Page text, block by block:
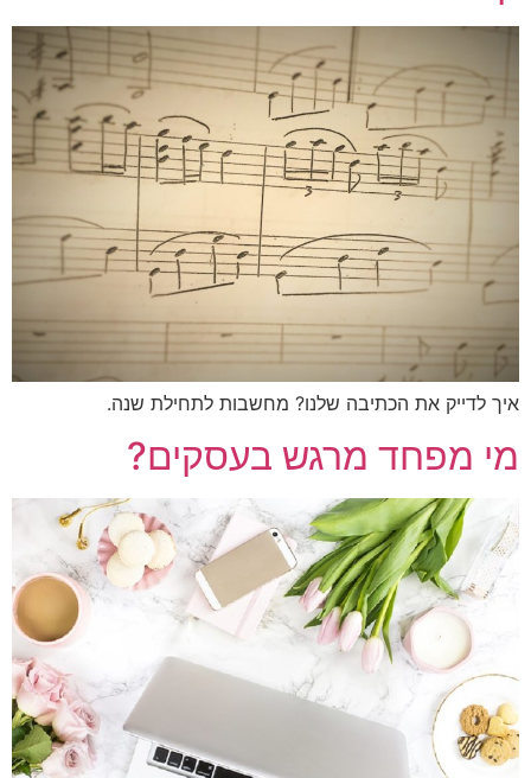
לדייק את הכתיבה שלנו? מחשבות לתחילת שנה.
מפחד מרגש בעסקים?